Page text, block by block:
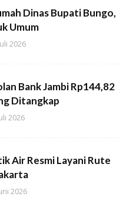
Dinas Bupati Bungo,
Umum
2026
Bank Jambi Rp144,82
Ditangkap
2026
Air Resmi Layani Rute
2026